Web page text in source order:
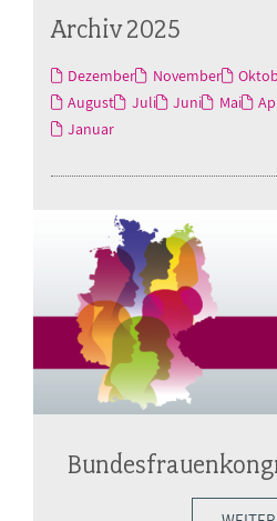
Archiv 2025
Dezember November
August
Juli Juni Mai
Januar